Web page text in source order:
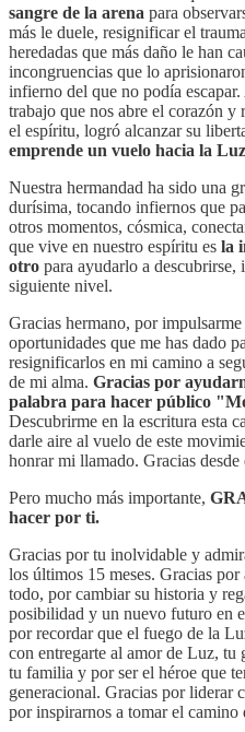
sangre de la arena para
más le duele, resignificar el
heredadas que más daño le han
incongruencias que lo
infierno del que no podía
trabajo que nos abre el corazón y
el espíritu, logró alcanzar su
emprende un vuelo hacia la
Nuestra hermandad ha sido una
durísima, tocando infiernos que
otros momentos, cósmica,
que vive en nuestro espíritu es la
otro para ayudarlo a descubrirse,
siguiente nivel.
Gracias hermano, por
oportunidades que me has dado
resignificarlos en mi camino a
de mi alma. Gracias por
palabra para hacer público
Descubrirme en la escritura esta
darle aire al vuelo de este
honrar mi llamado. Gracias
Pero mucho más importante,
hacer por ti.
Gracias por tu inolvidable y
los últimos 15 meses. Gracias
todo, por cambiar su historia y
posibilidad y un nuevo futuro en
por recordar que el fuego de la
con entregarte al amor de Luz, tu
tu familia y por ser el héroe que
generacional. Gracias por liderar
por inspirarnos a tomar el camino